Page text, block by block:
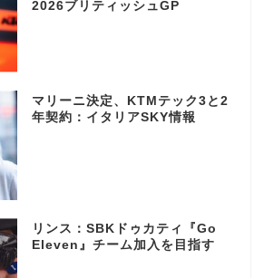
2026ブリティッシュGP
マリーニ決定、KTMテック3と2
年契約：イタリアSKY情報
リンス：SBKドゥカティ『Go
Eleven』チーム加入を目指す